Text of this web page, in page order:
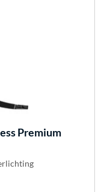
Premium